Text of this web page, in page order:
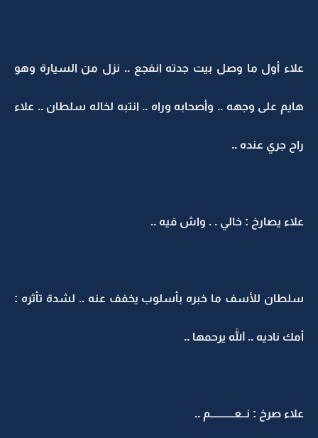
علاء أول ما وصل بيت جدته انفجع .. نزل من السيارة وهو
هايم على وجهه .. وأصحابه وراه .. انتبه لخاله سلطان .. علاء
راح جري عنده ..
علاء يصارخ : خالي . . واش فيه ..
سلطان للأسف ما خبره بأسلوب يخفف عنه .. لشدة تأثره :
أمك ناديه .. الله يرحمها ..
علاء صرخ : نــعـــــــــــم ..